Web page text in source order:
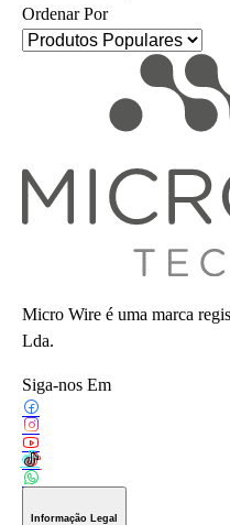
Ordenar Por
Micro Wire é uma marca
Lda.
Siga-nos Em
Informação Legal